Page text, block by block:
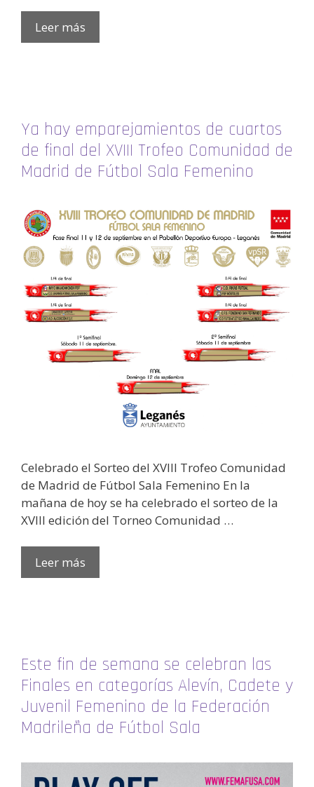
Leer más
Ya hay emparejamientos de cuartos
de final del XVIII Trofeo Comunidad de
Madrid de Fútbol Sala Femenino
Celebrado el Sorteo del XVIII Trofeo Comunidad
de Madrid de Fútbol Sala Femenino En la
mañana de hoy se ha celebrado el sorteo de la
XVIII edición del Torneo Comunidad …
Leer más
Este fin de semana se celebran las
Finales en categorías Alevín, Cadete y
Juvenil Femenino de la Federación
Madrileña de Fútbol Sala